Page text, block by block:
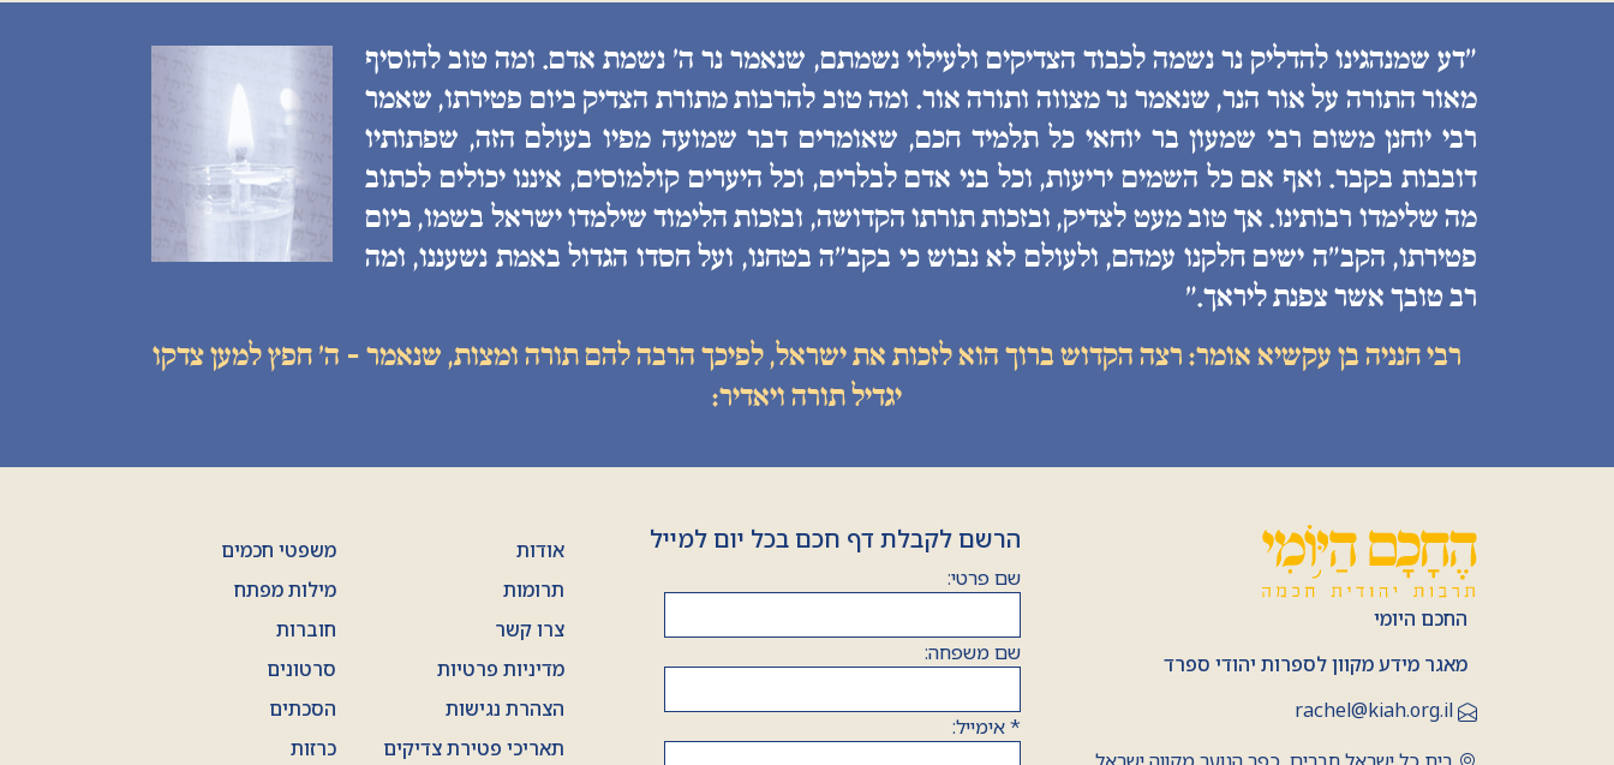
״דע שמנהגינו להדליק נר נשמה לכבוד הצדיקים ולעילוי נשמתם, שנאמר נר ה׳ נשמת אדם. ומה טוב להוסיף
מאור התורה על אור הנר, שנאמר נר מצווה ותורה אור. ומה טוב להרבות מתורת הצדיק ביום פטירתו, שאמר
רבי יוחנן משום רבי שמעון בר יוחאי כל תלמיד חכם, שאומרים דבר שמועה מפיו בעולם הזה, שפתותיו
דובבות בקבר. ואף אם כל השמים יריעות, וכל בני אדם לבלרים, וכל היערים קולמוסים, איננו יכולים לכתוב
מה שלימדו רבותינו. אך טוב מעט לצדיק, ובזכות תורתו הקדושה, ובזכות הלימוד שילמדו ישראל בשמו, ביום
פטירתו, הקב״ה ישים חלקנו עמהם, ולעולם לא נבוש כי בקב״ה בטחנו, ועל חסדו הגדול באמת נשעננו, ומה
רב טובך אשר צפנת ליראך.״
רבי חנניה בן עקשיא אומר: רצה הקדוש ברוך הוא לזכות את ישראל, לפיכך הרבה להם תורה ומצות, שנאמר - ה׳ חפץ למען צדקו
יגדיל תורה ויאדיר:
החכם היומי
מאגר מידע מקוון לספרות יהודי ספרד
rachel@kiah.org.il
הרשם לקבלת דף חכם בכל יום למייל
שם פרטי:
שם משפחה:
*אימייל:
אודות
תרומות
צרו קשר
מדיניות פרטיות
הצהרת נגישות
תאריכי פטירת צדיקים
משפטי חכמים
מילות מפתח
חוברות
סרטונים
הסכתים
כרזות